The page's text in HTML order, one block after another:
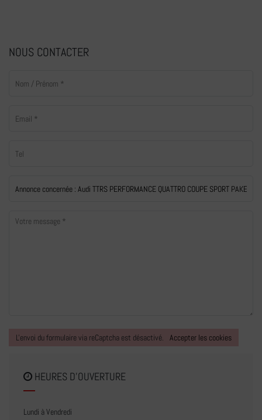
NOUS CONTACTER
L'envoi du formulaire via reCaptcha est désactivé. Accepter les cookies
HEURES D'OUVERTURE
Lundi à Vendredi